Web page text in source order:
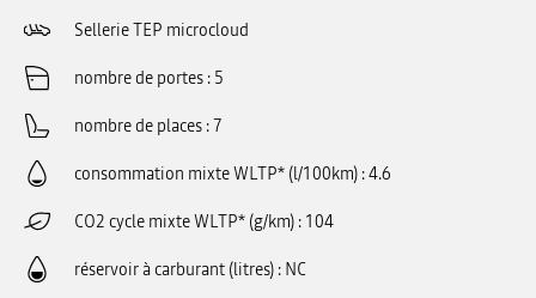
Sellerie TEP microcloud
nombre de portes 5
nombre de places 7
consommation mixte WLTP* (l/100km) 4.6
CO2 cycle mixte WLTP* (g/km) 104
réservoir à carburant (litres) NC